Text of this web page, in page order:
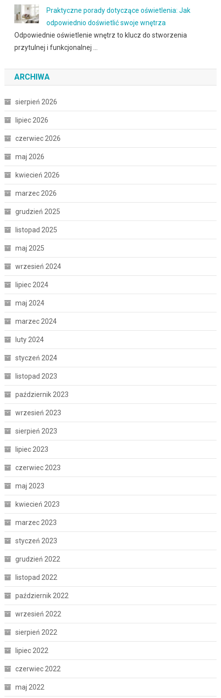
Praktyczne porady dotyczące oświetlenia: Jak
odpowiednio doświetlić swoje wnętrza
Odpowiednie oświetlenie wnętrz to klucz do stworzenia
przytulnej i funkcjonalnej …
ARCHIWA
sierpień 2026
lipiec 2026
czerwiec 2026
maj 2026
kwiecień 2026
marzec 2026
grudzień 2025
listopad 2025
maj 2025
wrzesień 2024
lipiec 2024
maj 2024
marzec 2024
luty 2024
styczeń 2024
listopad 2023
październik 2023
wrzesień 2023
sierpień 2023
lipiec 2023
czerwiec 2023
maj 2023
kwiecień 2023
marzec 2023
styczeń 2023
grudzień 2022
listopad 2022
październik 2022
wrzesień 2022
sierpień 2022
lipiec 2022
czerwiec 2022
maj 2022